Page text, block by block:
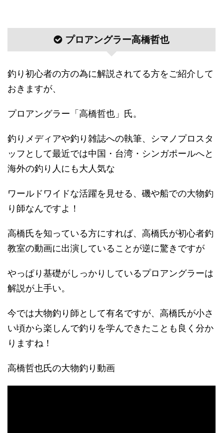
プロアングラー高橋哲也
釣り初心者の方の為に解説されてる方をご紹介して
おきますが、
プロアングラー「高橋哲也」氏。
釣りメディアや釣り雑誌への執筆、シマノプロスタ
ッフとして最近では中国・台湾・シンガポールへと
海外の釣り人にも大人気な
ワールドワイドな活躍を見せる、磯や船での大物釣
り師なんですよ！
高橋氏を知っている方にすれば、高橋氏が初心者釣
教室の動画に出演していることが逆に驚きですが
やっぱり基礎がしっかりしているプロアングラーは
解説が上手い。
今では大物釣り師として有名ですが、高橋氏が小さ
い頃から楽しんで釣りを学んできたことも良く分か
りますね！
高橋哲也氏の大物釣り動画